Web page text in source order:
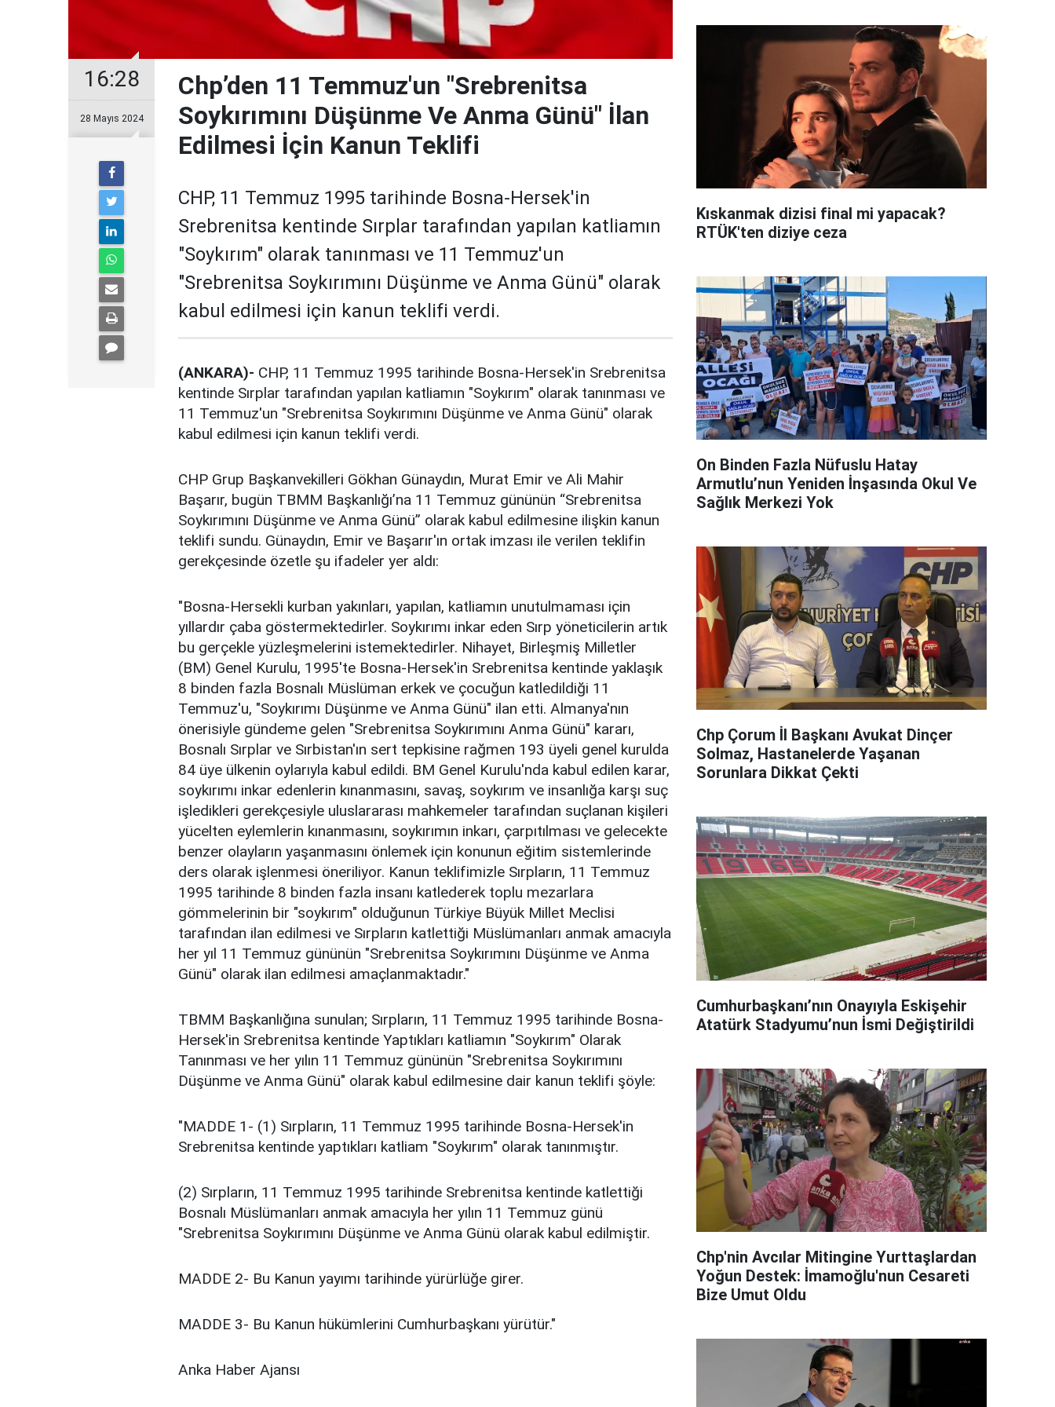
16:28
28 Mayıs 2024
Chp’den 11 Temmuz'un "Srebrenitsa
Soykırımını Düşünme Ve Anma Günü" İlan
Edilmesi İçin Kanun Teklifi
CHP, 11 Temmuz 1995 tarihinde Bosna-Hersek'in
Srebrenitsa kentinde Sırplar tarafından yapılan katliamın
"Soykırım" olarak tanınması ve 11 Temmuz'un
"Srebrenitsa Soykırımını Düşünme ve Anma Günü" olarak
kabul edilmesi için kanun teklifi verdi.
(ANKARA)- CHP, 11 Temmuz 1995 tarihinde Bosna-Hersek'in Srebrenitsa
kentinde Sırplar tarafından yapılan katliamın "Soykırım" olarak tanınması ve
11 Temmuz'un "Srebrenitsa Soykırımını Düşünme ve Anma Günü" olarak
kabul edilmesi için kanun teklifi verdi.
CHP Grup Başkanvekilleri Gökhan Günaydın, Murat Emir ve Ali Mahir
Başarır, bugün TBMM Başkanlığı’na 11 Temmuz gününün “Srebrenitsa
Soykırımını Düşünme ve Anma Günü” olarak kabul edilmesine ilişkin kanun
teklifi sundu. Günaydın, Emir ve Başarır'ın ortak imzası ile verilen teklifin
gerekçesinde özetle şu ifadeler yer aldı:
"Bosna-Hersekli kurban yakınları, yapılan, katliamın unutulmaması için
yıllardır çaba göstermektedirler. Soykırımı inkar eden Sırp yöneticilerin artık
bu gerçekle yüzleşmelerini istemektedirler. Nihayet, Birleşmiş Milletler
(BM) Genel Kurulu, 1995'te Bosna-Hersek'in Srebrenitsa kentinde yaklaşık
8 binden fazla Bosnalı Müslüman erkek ve çocuğun katledildiği 11
Temmuz'u, "Soykırımı Düşünme ve Anma Günü" ilan etti. Almanya'nın
önerisiyle gündeme gelen "Srebrenitsa Soykırımını Anma Günü" kararı,
Bosnalı Sırplar ve Sırbistan'ın sert tepkisine rağmen 193 üyeli genel kurulda
84 üye ülkenin oylarıyla kabul edildi. BM Genel Kurulu'nda kabul edilen karar,
soykırımı inkar edenlerin kınanmasını, savaş, soykırım ve insanlığa karşı suç
işledikleri gerekçesiyle uluslararası mahkemeler tarafından suçlanan kişileri
yücelten eylemlerin kınanmasını, soykırımın inkarı, çarpıtılması ve gelecekte
benzer olayların yaşanmasını önlemek için konunun eğitim sistemlerinde
ders olarak işlenmesi öneriliyor. Kanun teklifimizle Sırpların, 11 Temmuz
1995 tarihinde 8 binden fazla insanı katlederek toplu mezarlara
gömmelerinin bir "soykırım" olduğunun Türkiye Büyük Millet Meclisi
tarafından ilan edilmesi ve Sırpların katlettiği Müslümanları anmak amacıyla
her yıl 11 Temmuz gününün "Srebrenitsa Soykırımını Düşünme ve Anma
Günü" olarak ilan edilmesi amaçlanmaktadır."
TBMM Başkanlığına sunulan; Sırpların, 11 Temmuz 1995 tarihinde Bosna-
Hersek'in Srebrenitsa kentinde Yaptıkları katliamın "Soykırım" Olarak
Tanınması ve her yılın 11 Temmuz gününün "Srebrenitsa Soykırımını
Düşünme ve Anma Günü" olarak kabul edilmesine dair kanun teklifi şöyle:
"MADDE 1- (1) Sırpların, 11 Temmuz 1995 tarihinde Bosna-Hersek'in
Srebrenitsa kentinde yaptıkları katliam "Soykırım" olarak tanınmıştır.
(2) Sırpların, 11 Temmuz 1995 tarihinde Srebrenitsa kentinde katlettiği
Bosnalı Müslümanları anmak amacıyla her yılın 11 Temmuz günü
"Srebrenitsa Soykırımını Düşünme ve Anma Günü olarak kabul edilmiştir.
MADDE 2- Bu Kanun yayımı tarihinde yürürlüğe girer.
MADDE 3- Bu Kanun hükümlerini Cumhurbaşkanı yürütür."
Anka Haber Ajansı
Kıskanmak dizisi final mi yapacak?
RTÜK'ten diziye ceza
On Binden Fazla Nüfuslu Hatay
Armutlu’nun Yeniden İnşasında Okul Ve
Sağlık Merkezi Yok
Chp Çorum İl Başkanı Avukat Dinçer
Solmaz, Hastanelerde Yaşanan
Sorunlara Dikkat Çekti
Cumhurbaşkanı’nın Onayıyla Eskişehir
Atatürk Stadyumu’nun İsmi Değiştirildi
Chp'nin Avcılar Mitingine Yurttaşlardan
Yoğun Destek: İmamoğlu'nun Cesareti
Bize Umut Oldu